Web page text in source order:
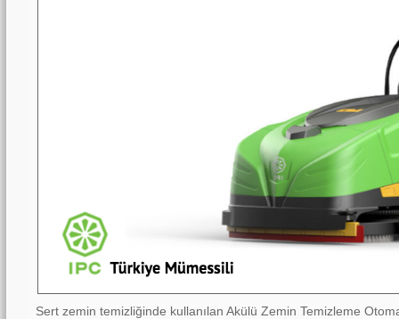
Sert zemin temizliğinde kullanılan Akülü Zemin Temizleme